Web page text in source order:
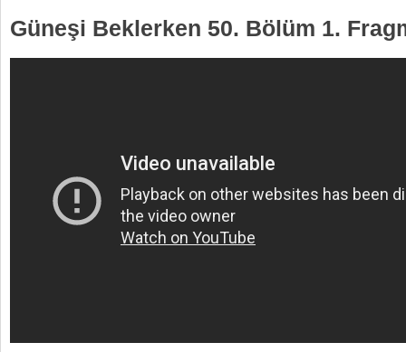
Güneşi Beklerken 50. Bölüm 1.